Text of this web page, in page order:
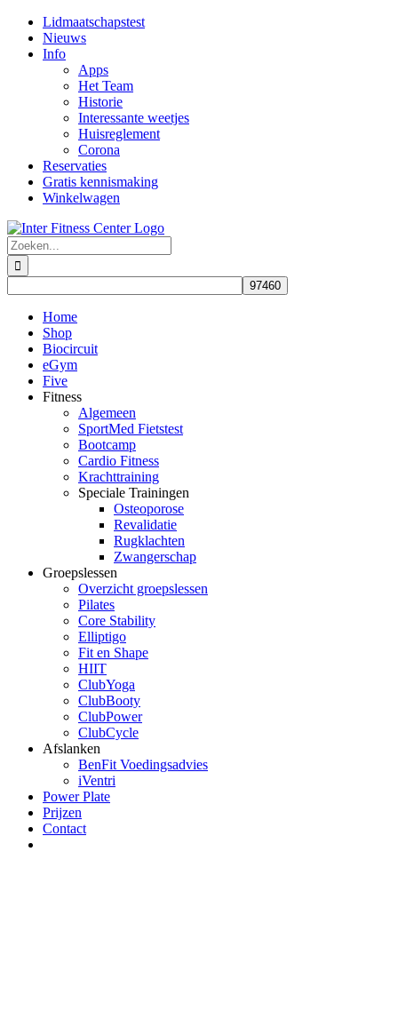
naar
inhoud
Facebook
Instagram
YouTube
mail
Lidmaatschapstest
Nieuws
Info
Apps
Het Team
Historie
Interessante weetjes
Huisreglement
Corona
Reservaties
Gratis kennismaking
Winkelwagen
Zoeken
naar:
Home
Shop
Biocircuit
eGym
Five
Fitness
Algemeen
SportMed Fietstest
Bootcamp
Cardio Fitness
Krachttraining
Speciale Trainingen
Osteoporose
Revalidatie
Rugklachten
Zwangerschap
Groepslessen
Overzicht groepslessen
Pilates
Core Stability
Elliptigo
Fit en Shape
HIIT
ClubYoga
ClubBooty
ClubPower
ClubCycle
Afslanken
BenFit Voedingsadvies
iVentri
Power Plate
Prijzen
Contact